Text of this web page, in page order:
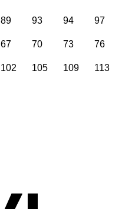
89 93 94 97
67 70 73 76
102 105 109 113